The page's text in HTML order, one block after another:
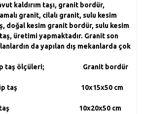
kaldırım taşı, granit bordür,
granit, cilalı granit, sulu kesim
doğal kesim granit bordür, sulu kesim
üretimi yapmaktadır. Granit son
da yapılan dış mekanlarda çok
taş ölçüleri; Granit bordür
küp taş 10x15x50 cm
küp taş 10x20x50 cm